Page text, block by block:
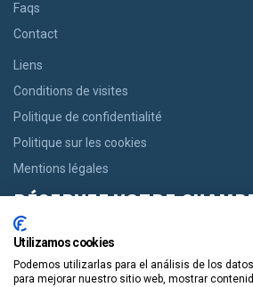
Faqs
Contact
Liens
Conditions de visites
Politique de confidentialité
Politique sur les cookies
Mentions légales
RÉSERVEZ VOTRE
Si vous recherchez une chambre, nous
de réserver en un seul clic, des
appartements modernes.
Utilizamos cookies
Podemos utilizarlas para el análisis de los
para mejorar nuestro sitio web, mostrar